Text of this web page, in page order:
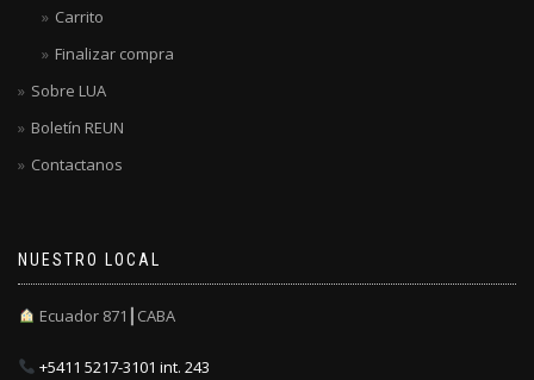
Carrito
Finalizar compra
Sobre LUA
Boletín REUN
Contactanos
NUESTRO LOCAL
Ecuador 871┃CABA
+5411 5217-3101 int. 243